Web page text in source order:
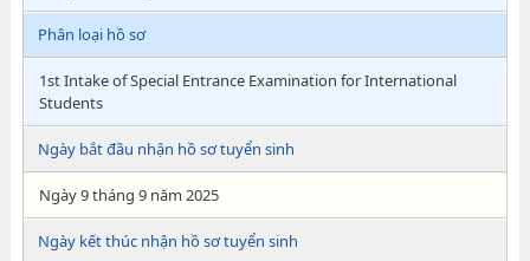
Phân loại hồ sơ
1st Intake of Special Entrance Examination for International
Students
Ngày bắt đầu nhận hồ sơ tuyển sinh
Ngày 9 tháng 9 năm 2025
Ngày kết thúc nhận hồ sơ tuyển sinh